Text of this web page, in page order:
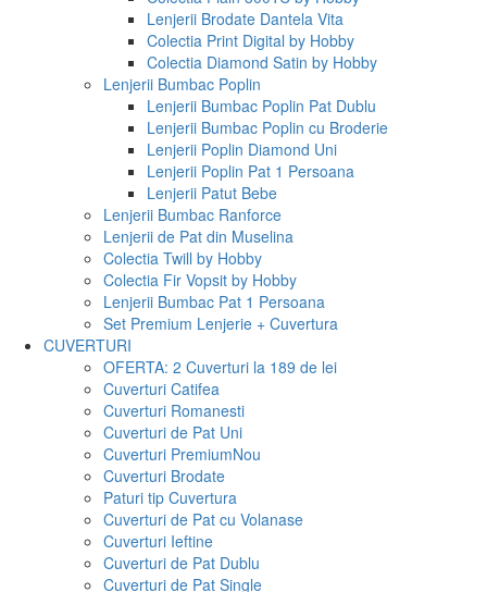
Lenjerii Brodate Dantela Vita
Colectia Print Digital by Hobby
Colectia Diamond Satin by Hobby
Lenjerii Bumbac Poplin
Lenjerii Bumbac Poplin Pat Dublu
Lenjerii Bumbac Poplin cu Broderie
Lenjerii Poplin Diamond Uni
Lenjerii Poplin Pat 1 Persoana
Lenjerii Patut Bebe
Lenjerii Bumbac Ranforce
Lenjerii de Pat din Muselina
Colectia Twill by Hobby
Colectia Fir Vopsit by Hobby
Lenjerii Bumbac Pat 1 Persoana
Set Premium Lenjerie + Cuvertura
CUVERTURI
OFERTA: 2 Cuverturi la 189 de lei
Cuverturi Catifea
Cuverturi Romanesti
Cuverturi de Pat Uni
Cuverturi PremiumNou
Cuverturi Brodate
Paturi tip Cuvertura
Cuverturi de Pat cu Volanase
Cuverturi Ieftine
Cuverturi de Pat Dublu
Cuverturi de Pat Single